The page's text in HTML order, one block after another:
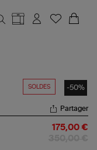
SOLDES -50%
Partager
175,00 €